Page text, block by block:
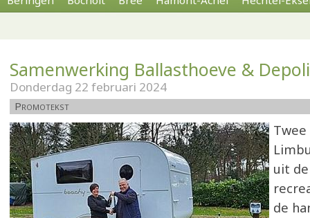
Samenwerking Ballasthoeve &
Donderdag 22 februari 2024
Promotekst
uit de
de